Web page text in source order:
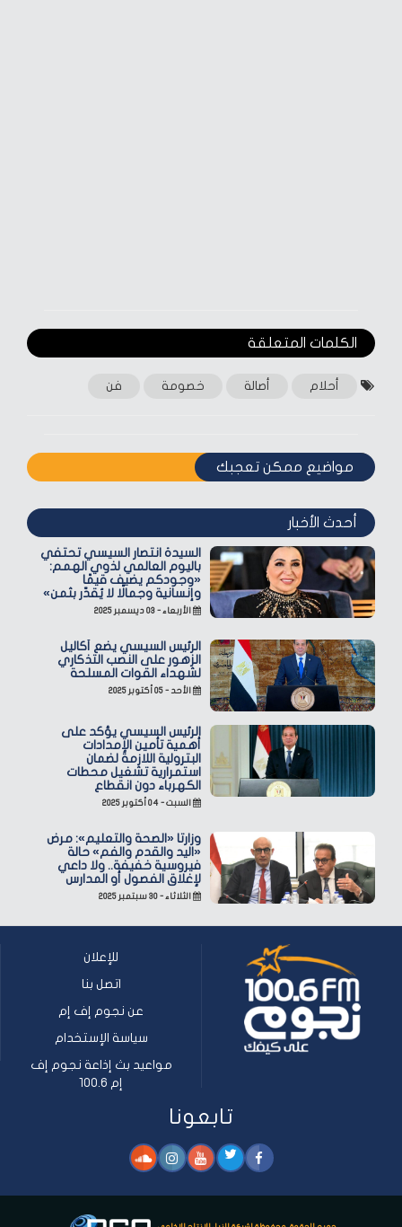
الكلمات المتعلقة‎
أحلام أصالة خصومة فن
مواضيع ممكن تعجبك
أحدث الأخبار
السيدة انتصار السيسي تحتفي
باليوم العالمي لذوي الهمم:
«وجودكم يضيف قيمًا
وإنسانية وجمالًا لا يُقدّر بثمن»
الأربعاء - ٠٣ ديسمبر ٢٠٢٥
الرئيس السيسي يضع أكاليل
الزهور على النصب التذكاري
لشهداء القوات المسلحة
الأحد - ٠٥ أكتوبر ٢٠٢٥
الرئيس السيسي يؤكد على
أهمية تأمين الإمدادات
البترولية اللازمة لضمان
استمرارية تشغيل محطات
الكهرباء دون انقطاع
السبت - ٠٤ أكتوبر ٢٠٢٥
وزارتا «الصحة والتعليم»: مرض
«اليد والقدم والفم» حالة
فيروسية خفيفة.. ولا داعي
لإغلاق الفصول أو المدارس
الثلاثاء - ٣٠ سبتمبر ٢٠٢٥
للإعلان
اتصل بنا
عن نجوم إف إم
سياسة الإستخدام
مواعيد بث إذاعة نجوم إف
إم 100.6
تابعونا